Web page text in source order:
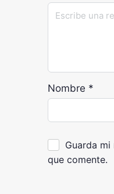
Nombre *
Guarda
que comente.